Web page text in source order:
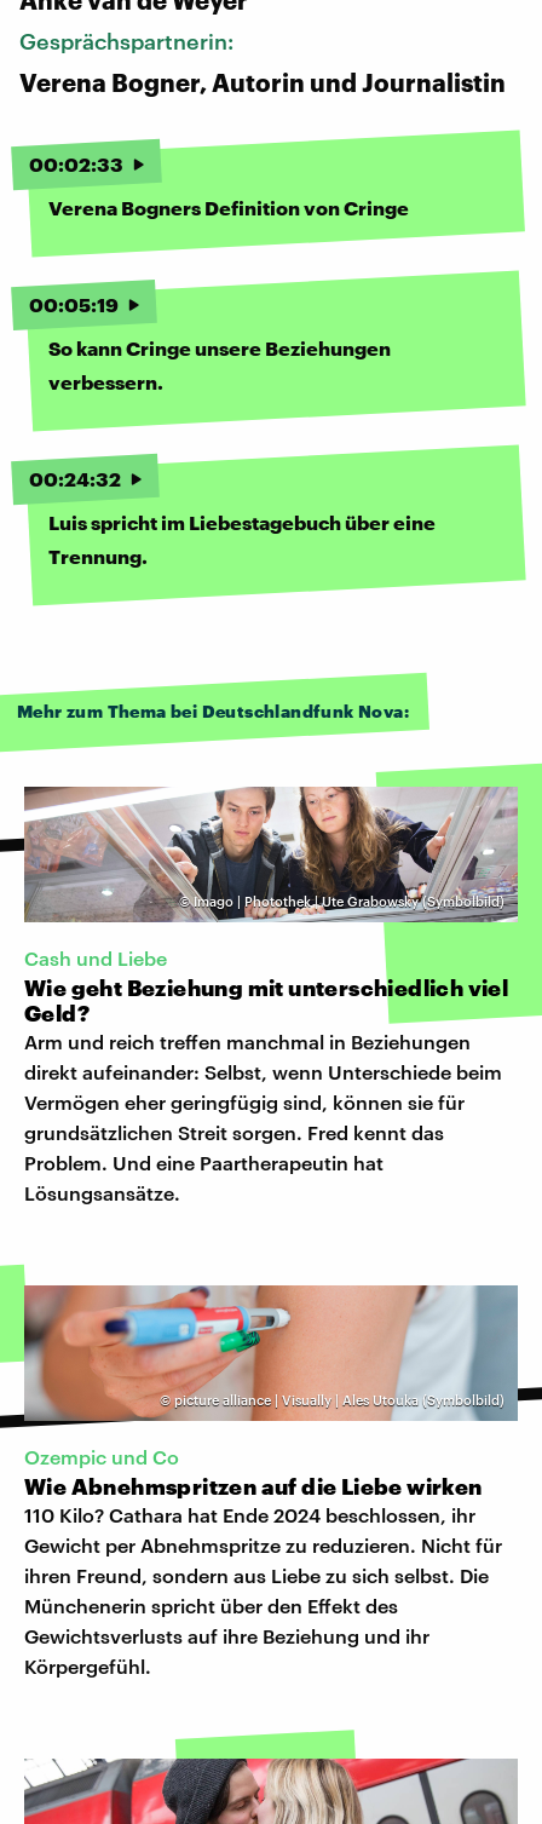
Gesprächspartnerin:
Verena Bogner, Autorin und Journalistin
00:02:33
Verena Bogners Definition von Cringe
00:05:19
So kann Cringe unsere Beziehungen
verbessern.
00:24:32
Luis spricht im Liebestagebuch über eine
Trennung.
Mehr zum Thema bei Deutschlandfunk Nova:
©Imago | Photothek | Ute Grabowsky (Symbolbild)
Cash und Liebe
Wie geht Beziehung mit unterschiedlich viel
Geld?
Arm und reich treffen manchmal in Beziehungen
direkt aufeinander: Selbst, wenn Unterschiede beim
Vermögen eher geringfügig sind, können sie für
grundsätzlichen Streit sorgen. Fred kennt das
Problem. Und eine Paartherapeutin hat
Lösungsansätze.
© picture alliance | Visually | Ales Utouka (Symbolbild)
Ozempic und Co
Wie Abnehmspritzen auf die Liebe wirken
110 Kilo? Cathara hat Ende 2024 beschlossen, ihr
Gewicht per Abnehmspritze zu reduzieren. Nicht für
ihren Freund, sondern aus Liebe zu sich selbst. Die
Münchenerin spricht über den Effekt des
Gewichtsverlusts auf ihre Beziehung und ihr
Körpergefühl.